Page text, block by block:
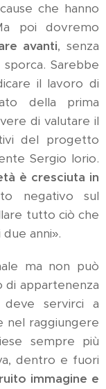
che hanno
poi dovremo
avanti, senza
Sarebbe
il lavoro di
della prima
di valutare il
del progetto
Sergio Iorio.
è cresciuta in
negativo sul
tutto ciò che
anni».
ma non può
di appartenenza
deve servirci a
nel raggiungere
sempre più
dentro e fuori
immagine e